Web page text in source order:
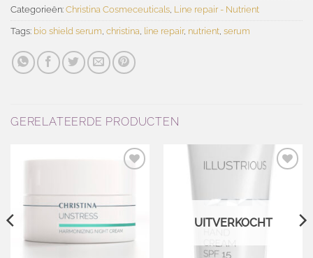
Categorieën: Christina Cosmeceuticals, Line repair - Nutrient
Tags: bio shield serum, christina, line repair, nutrient, serum
GERELATEERDE PRODUCTEN
wenslijst
UITVERKOCHT